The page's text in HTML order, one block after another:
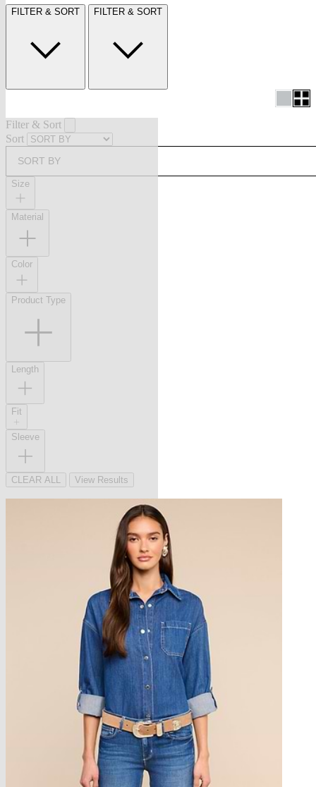
FILTER & SORT FILTER & SORT
Filter & Sort
Sort
SORT BY
Size
Material
Color
Product Type
Length
Fit
Sleeve
CLEAR ALL View Results